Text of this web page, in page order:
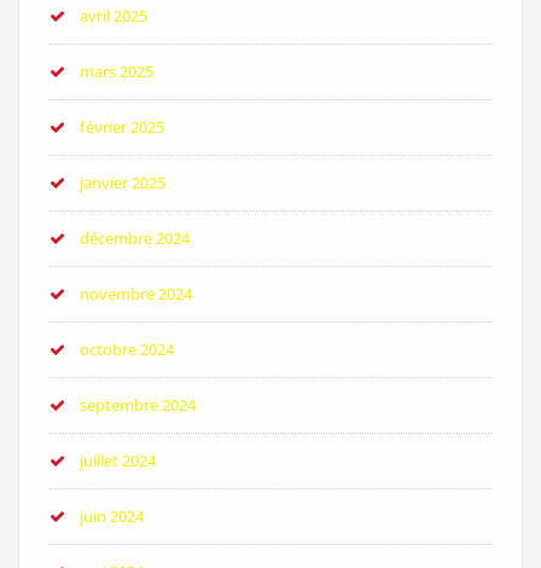
avril 2025
mars 2025
février 2025
janvier 2025
décembre 2024
novembre 2024
octobre 2024
septembre 2024
juillet 2024
juin 2024